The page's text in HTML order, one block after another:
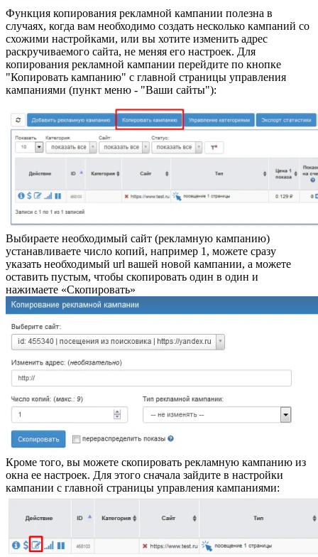
Функция копирования рекламной кампании полезна в
случаях, когда вам необходимо создать несколько кампаний со
схожими настройками, или вы хотите изменить адрес
раскручиваемого сайта, не меняя его настроек. Для
копирования рекламной кампании перейдите по кнопке
"Копировать кампанию" с главной страницы управления
кампаниями (пункт меню - "Ваши сайты"):
Выбираете необходимый сайт (рекламную кампанию)
устанавливаете число копий, например 1, можете сразу
указать необходимый url вашей новой кампании, а можете
оставить пустым, чтобы скопировать один в один и
нажимаете «Скопировать»
Кроме того, вы можете скопировать рекламную кампанию из
окна ее настроек. Для этого сначала зайдите в настройки
кампании с главной страницы управления кампаниями: